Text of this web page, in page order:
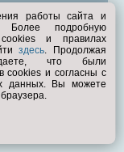
работы сайта и
Более подробную
и правилах
здесь. Продолжая
что были
cookies и согласны с
данных. Вы можете